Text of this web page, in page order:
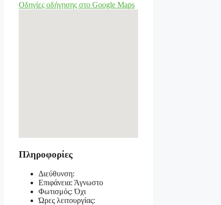
Οδηγίες οδήγησης στο Google Maps
Πληροφορίες
Διεύθυνση:
Επιφάνεια: Άγνωστο
Φωτισμός: Όχι
Ώρες λειτουργίας: